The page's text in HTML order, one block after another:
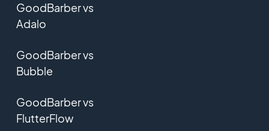
GoodBarber vs
Adalo
GoodBarber vs
Bubble
GoodBarber vs
FlutterFlow